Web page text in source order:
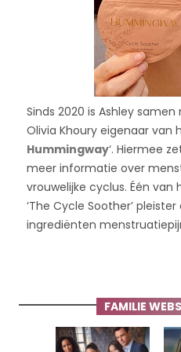
Sinds 2020 is Ashley
Olivia Khoury eigenaar van
Hummingway‘. Hiermee
meer informatie over
vrouwelijke cyclus. Één van
‘The Cycle Soother’
ingrediënten
FAMILIE